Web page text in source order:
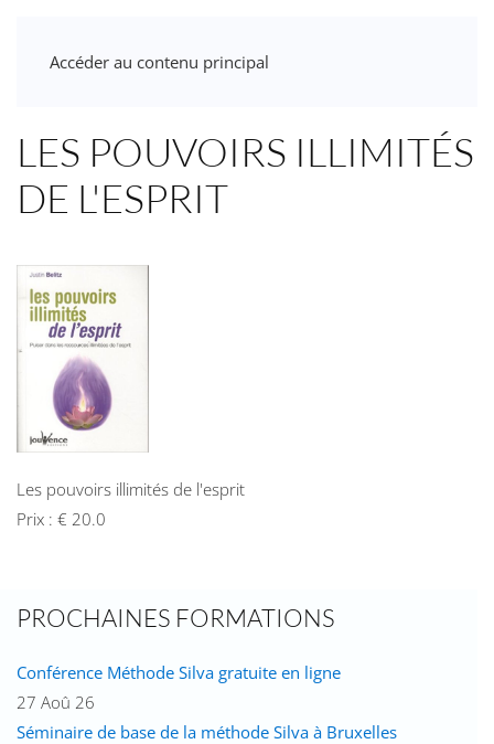
Accéder au contenu principal
LES POUVOIRS ILLIMITÉS
DE L'ESPRIT
Les pouvoirs illimités de l'esprit
Prix : € 20.0
PROCHAINES FORMATIONS
Conférence Méthode Silva gratuite en ligne
27 Aoû 26
Séminaire de base de la méthode Silva à Bruxelles